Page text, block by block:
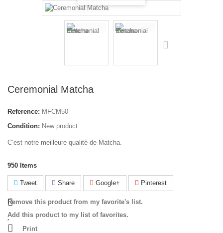
Ceremonial Matcha
Reference: MFCM50
Condition: New product
C’est notre meilleure qualité de Matcha.
950 Items
Tweet Share Google+ Pinterest
Remove this product from my favorite's list.
Add this product to my list of favorites.
Print